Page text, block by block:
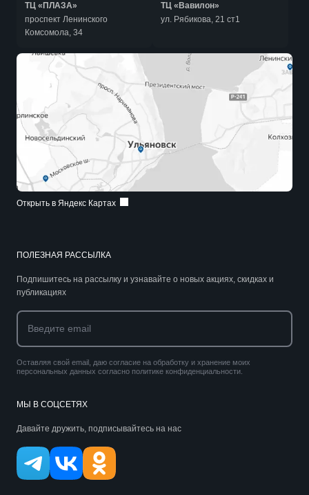
ПОЛЕЗНАЯ РАССЫЛКА
Подпишитесь на рассылку и узнавайте о новых акциях, скидках и
публикациях
Оставляя свой email, даю согласие на обработку и хранение моих
персональных данных согласно политике конфиденциальности.
МЫ В СОЦСЕТЯХ
Давайте дружить, подписывайтесь на нас
ТЦ «ПЛАЗА»
проспект Ленинского
Комсомола, 34
ТЦ «Вавилон»
ул. Рябикова, 21 ст1
Открыть в Яндекс Картах